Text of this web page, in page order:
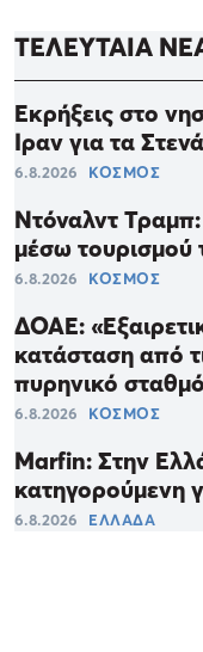
ΤΕΛΕΥΤΑΙΑ
Εκρήξεις στο
Ιραν για τα
6.8.2026 ΚΟΣΜΟΣ
Ντόναλντ
μέσω τουρισμού
6.8.2026 ΚΟΣΜΟΣ
ΔΟΑΕ:
κατάσταση από
πυρηνικό
6.8.2026 ΚΟΣΜΟΣ
Marfin: Στην
κατηγορούμενη
6.8.2026 ΕΛΛΑΔΑ